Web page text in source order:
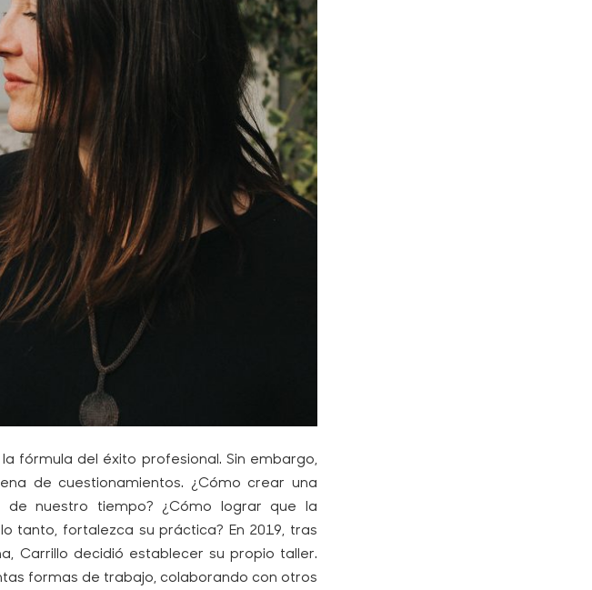
fórmula del éxito profesional. Sin embargo,
de cuestionamientos. ¿Cómo crear una
de nuestro tiempo? ¿Cómo lograr que la
tanto, fortalezca su práctica? En 2019, tras
Carrillo decidió establecer su propio taller.
formas de trabajo, colaborando con otros